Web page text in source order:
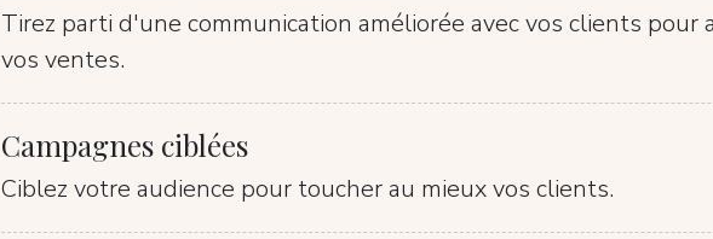
Tirez parti d'une communication améliorée avec vos clients pour
vos ventes.
Campagnes ciblées
Ciblez votre audience pour toucher au mieux vos clients.